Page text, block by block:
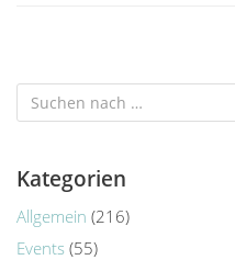
Kategorien
Allgemein (216)
Events (55)